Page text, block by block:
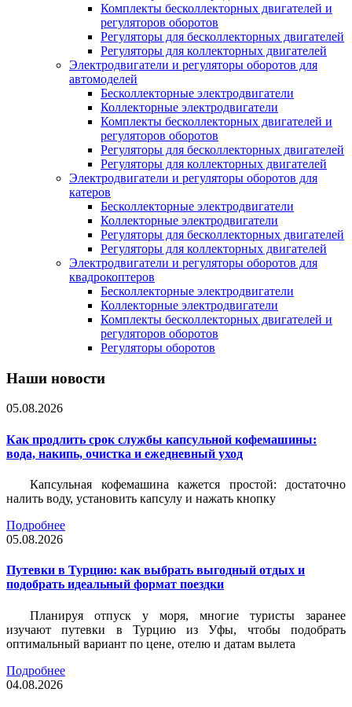
Комплекты бесколлекторных двигателей и
регуляторов оборотов
Регуляторы для бесколлекторных двигателей
Регуляторы для коллекторных двигателей
Электродвигатели и регуляторы оборотов для
автомоделей
Бесколлекторные электродвигатели
Коллекторные электродвигатели
Комплекты бесколлекторных двигателей и
регуляторов оборотов
Регуляторы для бесколлекторных двигателей
Регуляторы для коллекторных двигателей
Электродвигатели и регуляторы оборотов для
катеров
Бесколлекторные электродвигатели
Коллекторные электродвигатели
Регуляторы для бесколлекторных двигателей
Регуляторы для коллекторных двигателей
Электродвигатели и регуляторы оборотов для
квадрокоптеров
Бесколлекторные электродвигатели
Коллекторные электродвигатели
Комплекты бесколлекторных двигателей и
регуляторов оборотов
Регуляторы оборотов
Наши новости
05.08.2026
Как продлить срок службы капсульной кофемашины:
вода, накипь, очистка и ежедневный уход
Капсульная кофемашина кажется простой: достаточно
налить воду, установить капсулу и нажать кнопку
Подробнее
05.08.2026
Путевки в Турцию: как выбрать выгодный отдых и
подобрать идеальный формат поездки
Планируя отпуск у моря, многие туристы заранее
изучают путевки в Турцию из Уфы, чтобы подобрать
оптимальный вариант по цене, отелю и датам вылета
Подробнее
04.08.2026